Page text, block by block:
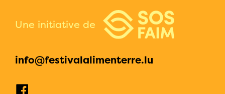
Une initiative de
info@festivalalimenterre.lu